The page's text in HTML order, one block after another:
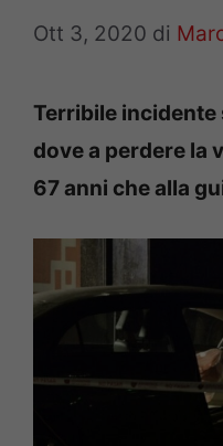
Ott 3, 2020 di
Terribile incidente
dove a perdere la
67 anni che alla